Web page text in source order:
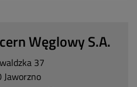
Węglowy S.A.
37